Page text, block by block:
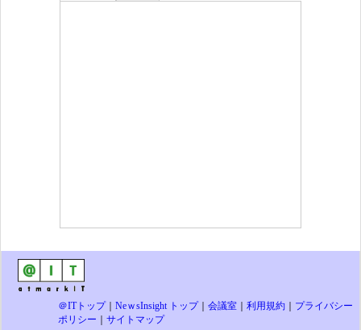
＠ITトップ｜ NeｗsInsight トップ｜ 会議室 利用規約
プライバシー
ポリシー
サイトマップ